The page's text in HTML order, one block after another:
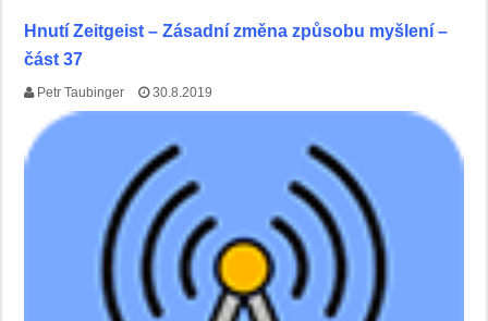
Hnutí Zeitgeist – Zásadní změna způsobu myšlení –
část 37
Petr Taubinger 30.8.2019